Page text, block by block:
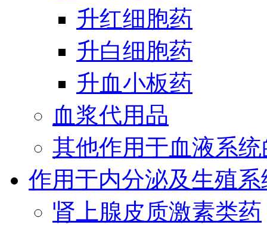
升红细胞药
升白细胞药
升血小板药
血浆代用品
其他作用于血液系
作用于内分泌及生殖
肾上腺皮质激素类药